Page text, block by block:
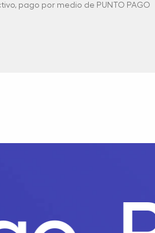
pago por medio de PUNTO PAGO